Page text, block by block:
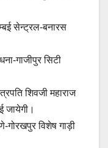
सेन्ट्रल-बनारस
गाजीपुर सिटी
शिवजी महाराज
जायेगी।
विशेष गाड़ी